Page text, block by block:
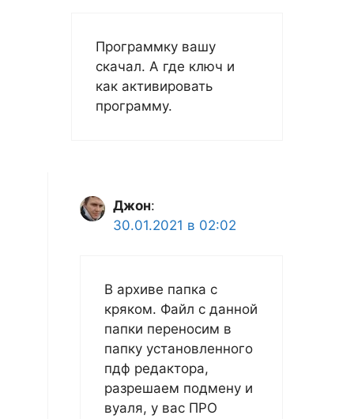
Программку вашу
скачал. А где ключ и
как активировать
программу.
Джон:
30.01.2021 в 02:02
В архиве папка с
кряком. Файл с данной
папки переносим в
папку установленного
пдф редактора,
разрешаем подмену и
вуаля, у вас ПРО